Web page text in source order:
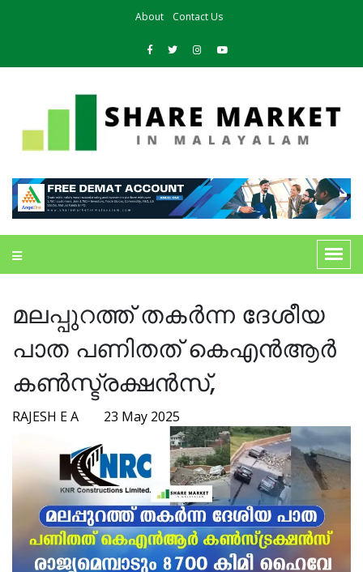
About Contact Us
മലപ്പുറത്ത് തകർന്ന ദേശീയ
പാത പണിതത് കെഎൻആർ
കൺസ്ട്രക്ഷൻസ്,
RAJESH E A 23 May 2025